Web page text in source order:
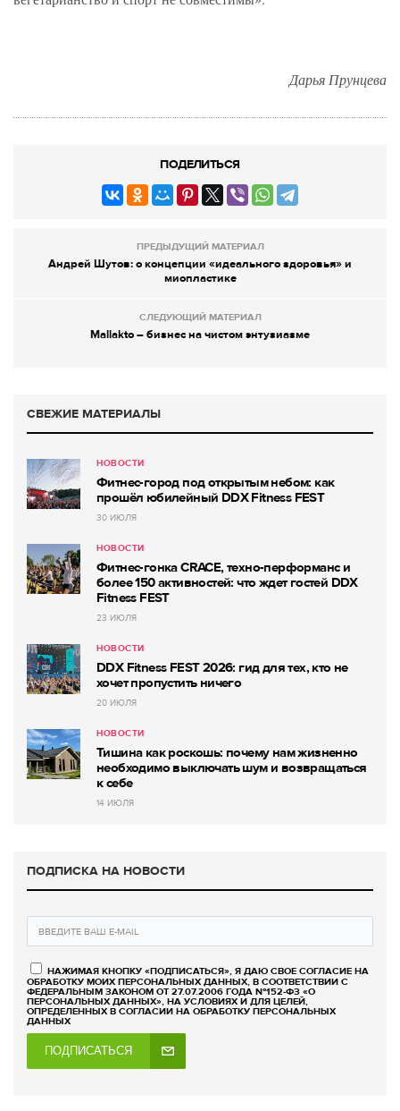
Дарья Прунцева
ПОДЕЛИТЬСЯ
ПРЕДЫДУЩИЙ МАТЕРИАЛ
Андрей Шутов: о концепции «идеального здоровья» и
миопластике
СЛЕДУЮЩИЙ МАТЕРИАЛ
Mallakto – бизнес на чистом энтузиазме
СВЕЖИЕ МАТЕРИАЛЫ
НОВОСТИ
Фитнес-город под открытым небом: как
прошёл юбилейный DDX Fitness FEST
30 ИЮЛЯ
НОВОСТИ
Фитнес-гонка CRACE, техно-перформанс и
более 150 активностей: что ждет гостей DDX
Fitness FEST
23 ИЮЛЯ
НОВОСТИ
DDX Fitness FEST 2026: гид для тех, кто не
хочет пропустить ничего
20 ИЮЛЯ
НОВОСТИ
Тишина как роскошь: почему нам жизненно
необходимо выключать шум и возвращаться
к себе
14 ИЮЛЯ
ПОДПИСКА НА НОВОСТИ
НАЖИМАЯ КНОПКУ «ПОДПИСАТЬСЯ», Я ДАЮ СВОЕ СОГЛАСИЕ НА
ОБРАБОТКУ МОИХ ПЕРСОНАЛЬНЫХ ДАННЫХ, В СООТВЕТСТВИИ С
ФЕДЕРАЛЬНЫМ ЗАКОНОМ ОТ 27.07.2006 ГОДА №152-ФЗ «О
ПЕРСОНАЛЬНЫХ ДАННЫХ», НА УСЛОВИЯХ И ДЛЯ ЦЕЛЕЙ,
ОПРЕДЕЛЕННЫХ В СОГЛАСИИ НА ОБРАБОТКУ ПЕРСОНАЛЬНЫХ
ДАННЫХ
ПОДПИСАТЬСЯ